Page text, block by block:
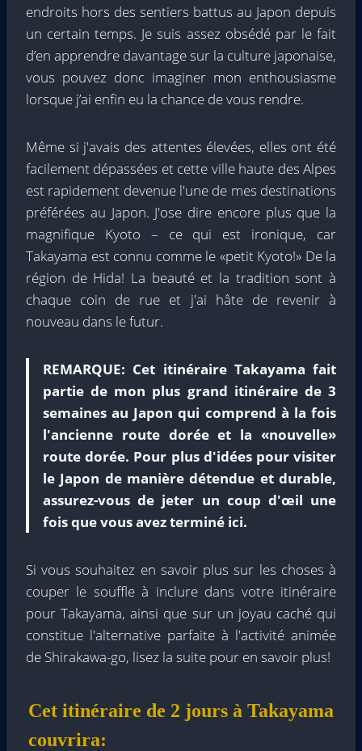
endroits hors des sentiers battus au Japon depuis
un certain temps. Je suis assez obsédé par le fait
d’en apprendre davantage sur la culture japonaise,
vous pouvez donc imaginer mon enthousiasme
lorsque j’ai enfin eu la chance de vous rendre.
Même si j'avais des attentes élevées, elles ont été
facilement dépassées et cette ville haute des Alpes
est rapidement devenue l'une de mes destinations
préférées au Japon. J'ose dire encore plus que la
magnifique Kyoto – ce qui est ironique, car
Takayama est connu comme le «petit Kyoto!» De la
région de Hida! La beauté et la tradition sont à
chaque coin de rue et j'ai hâte de revenir à
nouveau dans le futur.
REMARQUE: Cet itinéraire Takayama fait
partie de mon plus grand itinéraire de 3
semaines au Japon qui comprend à la fois
l'ancienne route dorée et la «nouvelle»
route dorée. Pour plus d'idées pour visiter
le Japon de manière détendue et durable,
assurez-vous de jeter un coup d'œil une
fois que vous avez terminé ici.
Si vous souhaitez en savoir plus sur les choses à
couper le souffle à inclure dans votre itinéraire
pour Takayama, ainsi que sur un joyau caché qui
constitue l'alternative parfaite à l'activité animée
de Shirakawa-go, lisez la suite pour en savoir plus!
Cet itinéraire de 2 jours à Takayama
couvrira: